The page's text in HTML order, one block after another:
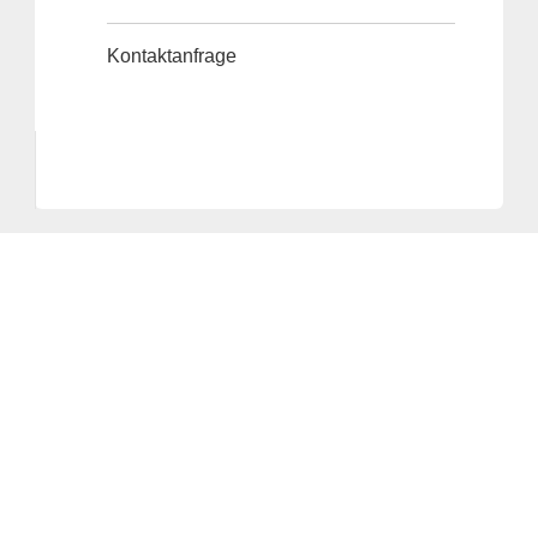
Kontaktanfrage